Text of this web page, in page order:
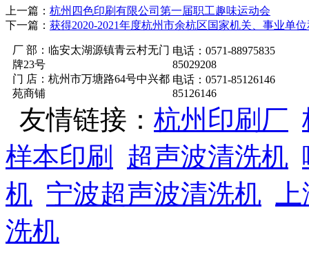
上一篇： 杭州四色印刷有限公司第一届职工趣味运动会
下一篇： 获得2020-2021年度杭州市余杭区国家机关、事业单
厂 部：临安太湖源镇青云村无门
牌23号
电话：0571-88975835
85029208
门 店：杭州市万塘路64号中兴都
苑商铺
电话：0571-85126146
85126146
友情链接： 杭州印刷厂
样本印刷
超声波清洗机
机 宁波超声波清洗机
洗机